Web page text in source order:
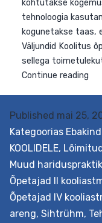
Eesmärk Saada
tehnoloogia
õpitoas, kus
lahendusi – e-
tehnoloogia
kogunetakse
Väljundid
sellega
Continue reading
Published mai 25,
Kategoorias
KOOLIDELE,
Muud
Õpetajad II
Õpetajad IV
areng, Sihtrühm,